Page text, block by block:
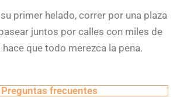
primer helado, correr por una plaza
juntos por calles con miles de
que todo merezca la pena.
Preguntas frecuentes